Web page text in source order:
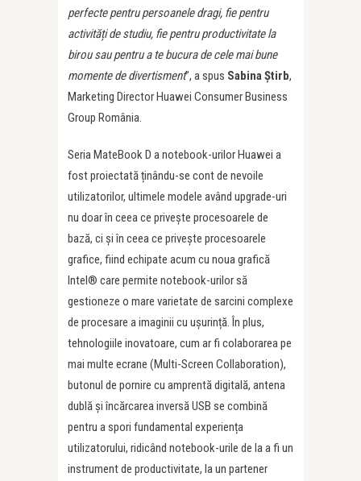
perfecte pentru persoanele dragi, fie pentru
activități de studiu, fie pentru productivitate la
birou sau pentru a te bucura de cele mai bune
momente de divertisment”, a spus Sabina Știrb,
Marketing Director Huawei Consumer Business
Group România.
Seria MateBook D a notebook-urilor Huawei a
fost proiectată ținându-se cont de nevoile
utilizatorilor, ultimele modele având upgrade-uri
nu doar în ceea ce privește procesoarele de
bază, ci și în ceea ce privește procesoarele
grafice, fiind echipate acum cu noua grafică
Intel® care permite notebook-urilor să
gestioneze o mare varietate de sarcini complexe
de procesare a imaginii cu ușurință. În plus,
tehnologiile inovatoare, cum ar fi colaborarea pe
mai multe ecrane (Multi-Screen Collaboration),
butonul de pornire cu amprentă digitală, antena
dublă și încărcarea inversă USB se combină
pentru a spori fundamental experiența
utilizatorului, ridicând notebook-urile de la a fi un
instrument de productivitate, la un partener